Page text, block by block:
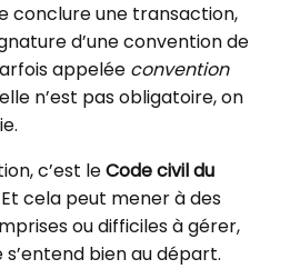
conclure une transaction,
d’une convention de
appelée convention
n’est pas obligatoire, on
c’est leCode civil du
Et cela peut mener à des
ou difficiles à gérer,
bien au départ.